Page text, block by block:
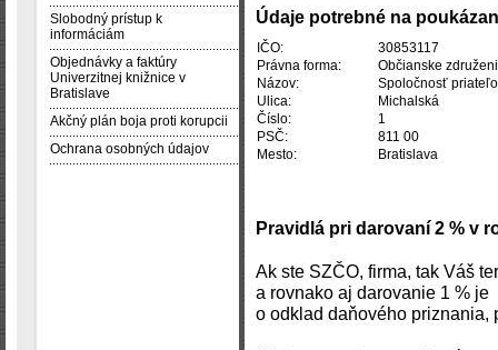
Údaje potrebné na
IČO:
30853117
Právna forma:
Občianske
Názov:
Spoločnosť
Ulica:
Michalská
Číslo:
1
PSČ:
811 00
Mesto:
Bratislava
Pravidlá pri darovaní 2 % v
Ak ste SZČO, firma, tak Váš
a rovnako aj darovanie 1 % je
o odklad daňového priznania,
Slobodný prístup k
informáciám
Objednávky a faktúry
Univerzitnej knižnice v
Bratislave
Akčný plán boja proti korupcii
Ochrana osobných údajov